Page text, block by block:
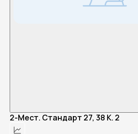
2-Мест. Стандарт 27, 38 К. 2